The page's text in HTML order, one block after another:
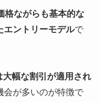
格ながらも基本的な
エントリーモデルで
幅な割引が適用され
会が多いのが特徴で